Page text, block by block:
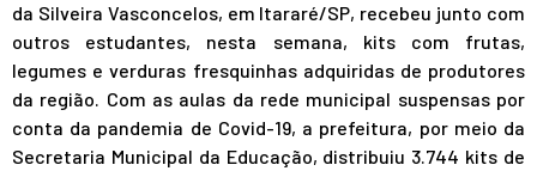
da Silveira Vasconcelos, em Itararé/SP, recebeu junto com
outros estudantes, nesta semana, kits com frutas,
legumes e verduras fresquinhas adquiridas de produtores
da região. Com as aulas da rede municipal suspensas por
conta da pandemia de Covid-19, a prefeitura, por meio da
Secretaria Municipal da Educação, distribuiu 3.744 kits de